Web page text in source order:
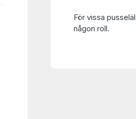
För vissa
någon roll.